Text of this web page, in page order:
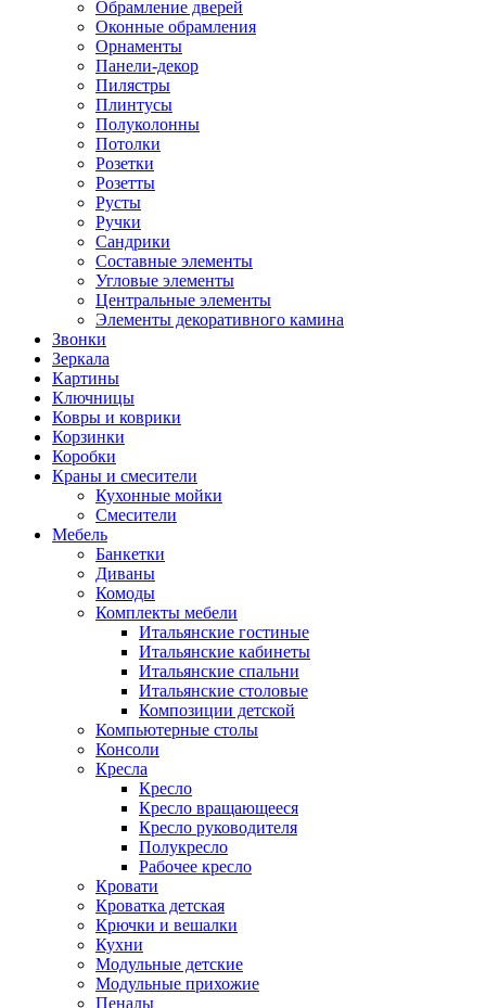
Обрамление дверей
Оконные обрамления
Орнаменты
Панели-декор
Пилястры
Плинтусы
Полуколонны
Потолки
Розетки
Розетты
Русты
Ручки
Сандрики
Составные элементы
Угловые элементы
Центральные элементы
Элементы декоративного камина
Звонки
Зеркала
Картины
Ключницы
Ковры и коврики
Корзинки
Коробки
Краны и смесители
Кухонные мойки
Смесители
Мебель
Банкетки
Диваны
Комоды
Комплекты мебели
Итальянские гостиные
Итальянские кабинеты
Итальянские спальни
Итальянские столовые
Композиции детской
Компьютерные столы
Консоли
Кресла
Кресло
Кресло вращающееся
Кресло руководителя
Полукресло
Рабочее кресло
Кровати
Кроватка детская
Крючки и вешалки
Кухни
Модульные детские
Модульные прихожие
Пеналы